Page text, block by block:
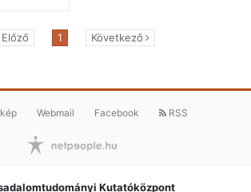
Előző 1 Következő
Webmail Facebook RSS
Kutatóközpont